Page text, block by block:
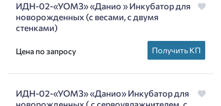
ИДН-02-«УОМЗ» «Данио » Инкубатор для
новорожденных (с весами, с двумя
стенками)
Цена по запросу Получить КП
ИДН-02-«УОМЗ» «Данио» Инкубатор для